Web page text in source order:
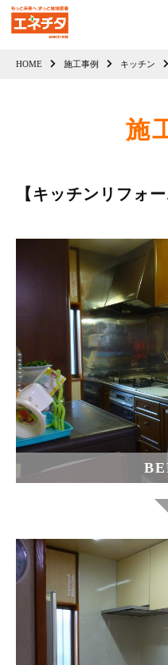
HOME 施工事例 キッチン
施
【キッチンリフ